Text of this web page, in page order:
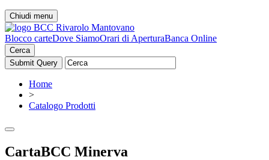
Chiudi menu
Blocco carteDove SiamoOrari di AperturaBanca Online
Cerca
Home
>
Catalogo Prodotti
CartaBCC Minerva